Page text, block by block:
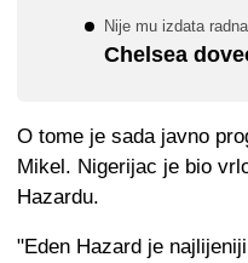
Nije mu izdata
Chelsea
O tome je sada javno
Mikel. Nigerijac je bio
Hazardu.
"Eden Hazard je